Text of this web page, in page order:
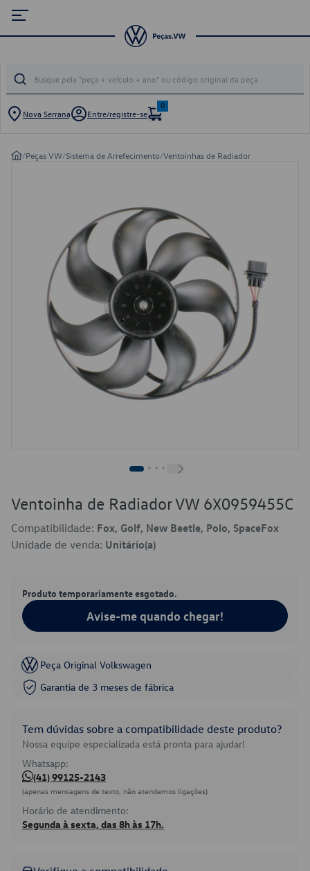
Nova Serrana Entre/registre-se
0
/Peças VW/Sistema de Arrefecimento/Ventoinhas de Radiador
Ventoinha de Radiador VW 6X0959455C
Compatibilidade: Fox, Golf, New Beetle, Polo, SpaceFox
Unidade de venda: Unitário(a)
Produto temporariamente esgotado.
Avise-me quando chegar!
Peça Original Volkswagen
Garantia de 3 meses de fábrica
Tem dúvidas sobre a compatibilidade deste produto?
Nossa equipe especializada está pronta para ajudar!
Whatsapp:
(41) 99125-2143
(apenas mensagens de texto, não atendemos ligações)
Horário de atendimento:
Segunda à sexta, das 8h às 17h.